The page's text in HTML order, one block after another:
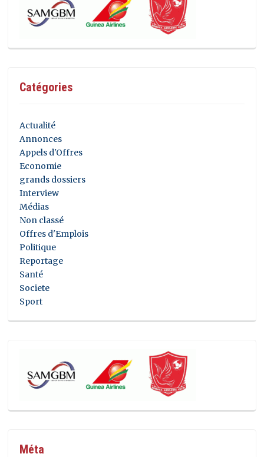
Catégories
Actualité
Annonces
Appels d'Offres
Economie
grands dossiers
Interview
Médias
Non classé
Offres d'Emplois
Politique
Reportage
Santé
Societe
Sport
Méta